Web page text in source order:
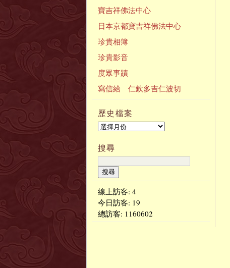
寶吉祥佛法中心
日本京都寶吉祥佛法中心
珍貴相簿
珍貴影音
度眾事蹟
寫信給 仁欽多吉仁波切
歷史檔案
搜尋
線上訪客: 4
今日訪客: 19
總訪客: 1160602